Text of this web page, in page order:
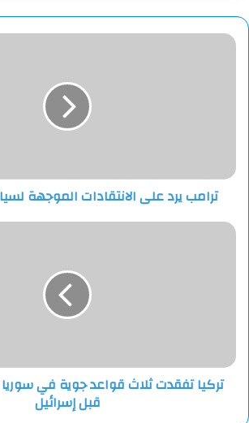
هذا الموسم، ليعزز بذلك موقعه في صدارة
ترامب
ترامب يرد على الانتقادات الموجهة
تركيا
قصفها
منتركيا تفقدت ثلاث قواعد جوية في
قبل إسرائيل